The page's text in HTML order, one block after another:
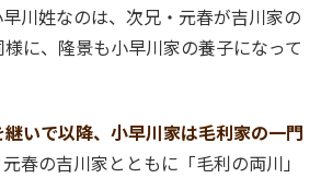
川姓なのは、次兄・元春が吉川家の
に、隆景も小早川家の養子になって
いで以降、小早川家は毛利家の一門
元春の吉川家とともに「毛利の両川」